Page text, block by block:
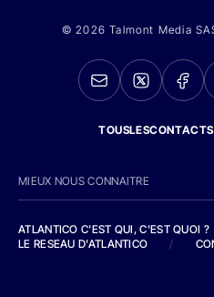
© 2026 Talmont Media
MIEUX NOUS CONNAITRE
ATLANTICO C'EST QUI, C'EST QUOI ?
LE RESEAU D'ATLANTICO
/